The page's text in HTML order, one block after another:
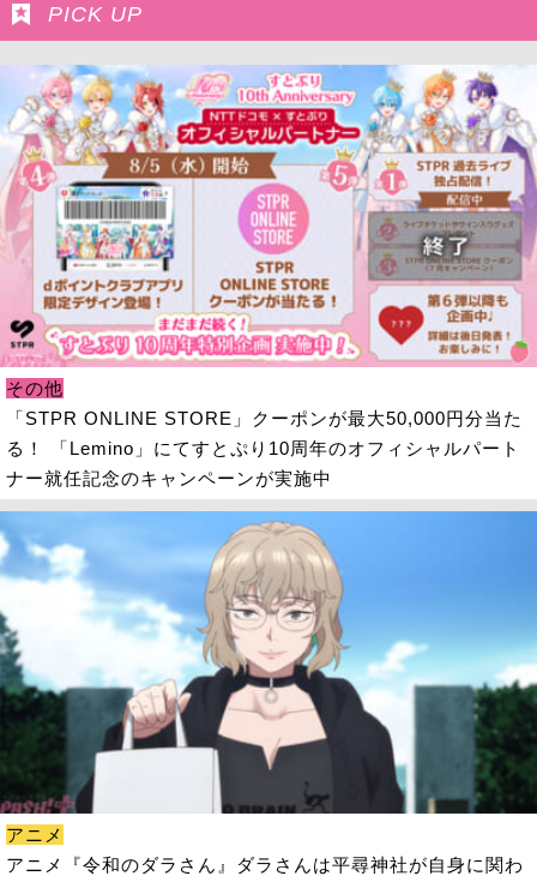
PICK UP
その他
「STPR ONLINE STORE」クーポンが最大50,000円分当た
る！ 「Lemino」にてすとぷり10周年のオフィシャルパート
ナー就任記念のキャンペーンが実施中
アニメ
アニメ『令和のダラさん』ダラさんは平尋神社が自身に関わ